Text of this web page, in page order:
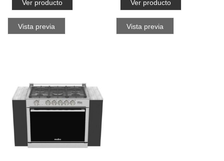
Ver producto
Vista previa
Ver producto
Vista previa